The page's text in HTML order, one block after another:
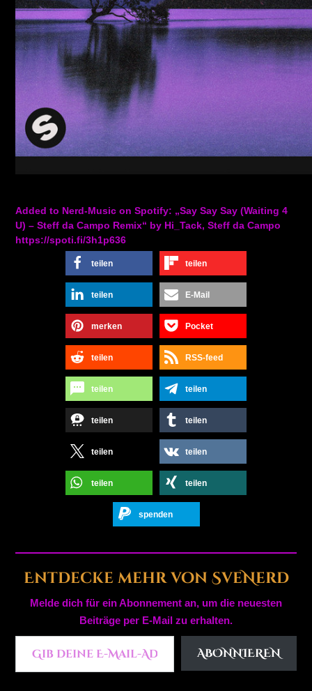
Added to Nerd-Music on Spotify: „Say Say Say (Waiting 4
U) – Steff da Campo Remix“ by Hi_Tack, Steff da Campo
https://spoti.fi/3h1p636
teilen teilen
teilen E-Mail
merken Pocket
teilen RSS-feed
teilen teilen
teilen teilen
teilen teilen
teilen teilen
spenden
Entdecke mehr von SveNerd
Melde dich für ein Abonnement an, um die neuesten
Beiträge per E-Mail zu erhalten.
Gib deine E-Mail-Adresse ein ...
ABONNIEREN